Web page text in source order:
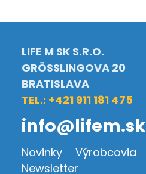
LIFE M SK S.R.O.
GRÖSSLINGOVA 20
BRATISLAVA
TEL.: +421 911 181 475
info@lifem.sk
Novinky Výrobcovia
Newsletter